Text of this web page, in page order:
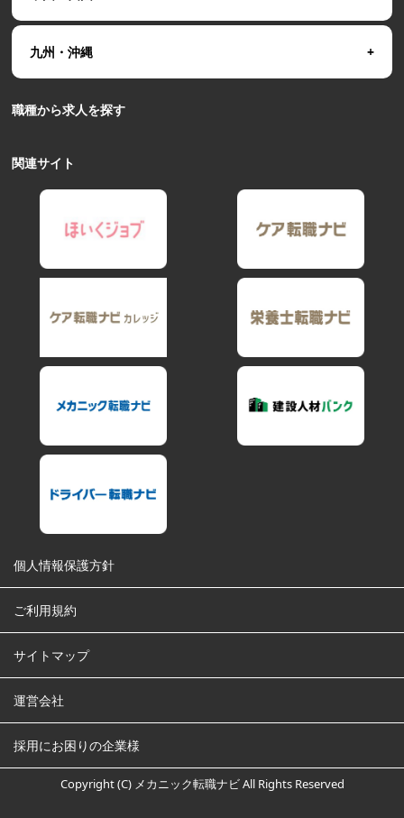
九州・沖縄
職種から求人を探す
関連サイト
個人情報保護方針
ご利用規約
サイトマップ
運営会社
採用にお困りの企業様
Copyright (C) メカニック転職ナビ All Rights Reserved